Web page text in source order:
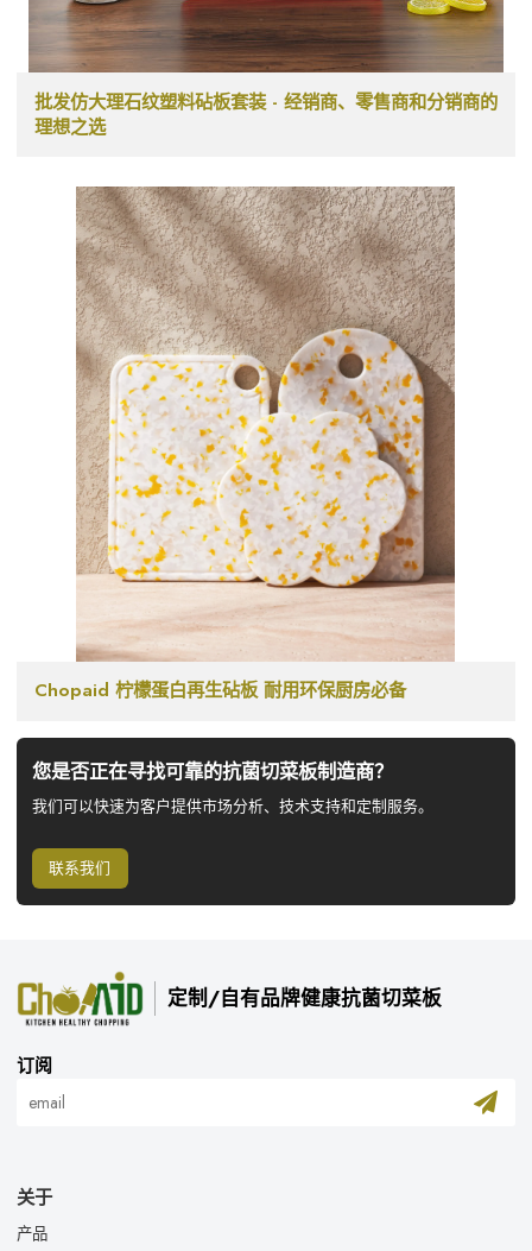
批发仿大理石纹塑料砧板套装 - 经销商、零售商和分销商的
理想之选
Chopaid 柠檬蛋白再生砧板 耐用环保厨房必备
您是否正在寻找可靠的抗菌切菜板制造商？
我们可以快速为客户提供市场分析、技术支持和定制服务。
联系我们
定制/自有品牌健康抗菌切菜板
订阅
关于
产品